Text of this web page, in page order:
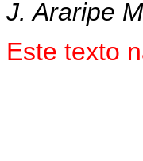
J. Araripe
Este texto